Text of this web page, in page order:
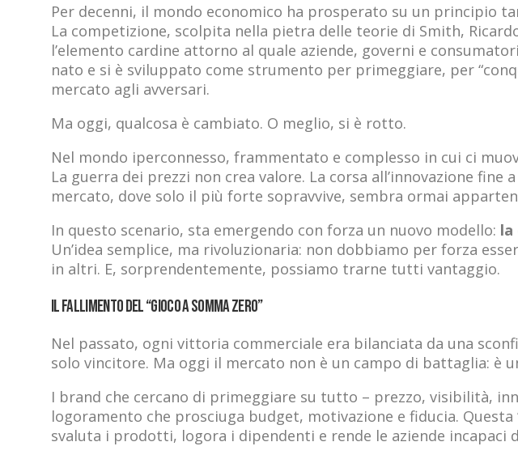
Per decenni, il mondo economico ha prosperato su un principio
La competizione, scolpita nella pietra delle teorie di Smith,
l’elemento cardine attorno al quale aziende, governi e
nato e si è sviluppato come strumento per primeggiare, per
mercato agli avversari.
Ma oggi, qualcosa è cambiato. O meglio, si è rotto.
Nel mondo iperconnesso, frammentato e complesso in cui ci
La guerra dei prezzi non crea valore. La corsa all’innovazione fine
mercato, dove solo il più forte sopravvive, sembra ormai
In questo scenario, sta emergendo con forza un nuovo modello: la
Un’idea semplice, ma rivoluzionaria: non dobbiamo per forza
in altri. E, sorprendentemente, possiamo trarne tutti vantaggio.
Il fallimento del “gioco a somma zero”
Nel passato, ogni vittoria commerciale era bilanciata da una
solo vincitore. Ma oggi il mercato non è un campo di battaglia: è
I brand che cercano di primeggiare su tutto – prezzo, visibilità,
logoramento che prosciuga budget, motivazione e fiducia.
svaluta i prodotti, logora i dipendenti e rende le aziende